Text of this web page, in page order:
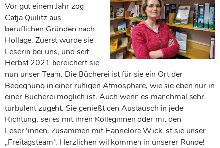
Vor gut einem Jahr zog
Catja Quilitz aus
beruflichen Gründen nach
Hollage. Zuerst wurde sie
Leserin bei uns, und seit
Herbst 2021 bereichert sie
nun unser Team. Die Bücherei ist für sie ein Ort der
Begegnung in einer ruhigen Atmosphäre, wie sie eben nur in
einer Bücherei möglich ist. Auch wenn es manchmal sehr
turbulent zugeht. Sie genießt den Austausch in jede
Richtung, sei es mit ihren Kolleginnen oder mit den
Leser*innen. Zusammen mit Hannelore Wick ist sie unser
„Freitagsteam“. Herzlichen willkommen in unserer Runde!